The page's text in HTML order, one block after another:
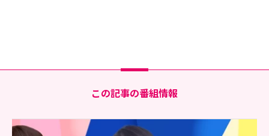
この記事の番組情報